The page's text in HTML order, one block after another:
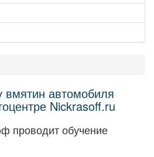
вмятин автомобиля
Nickrasoff.ru
проводит обучение